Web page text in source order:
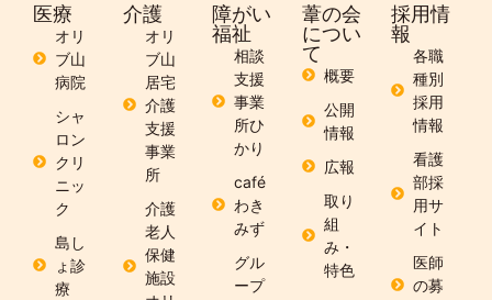
医療
オリ
ブ山
病院
シャ
ロン
クリ
ニッ
ク
島し
ょ診
療
介護
オリ
ブ山
居宅
介護
支援
事業
所
介護
老人
保健
施設
障がい
福祉
相談
支援
事業
所ひ
かり
café
わき
みず
グル
ープ
葦の会
につい
て
概要
公開
情報
広報
取り
組
み・
特色
採用情
報
各職
種別
採用
情報
看護
部採
用サ
イト
医師
の募